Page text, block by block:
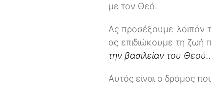
με τον Θεό.
Ας προσέξουμε λοιπόν
ας επιδιώκουμε τη ζωή
την βασιλείαν του
Αυτός είναι ο δρόμος